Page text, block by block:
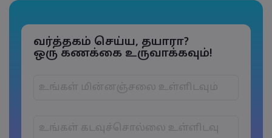
வர்த்தகம் செய்ய, தயாரா?
ஒரு கணக்கை உருவாக்கவும்!